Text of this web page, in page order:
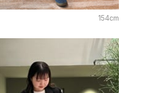
154cm